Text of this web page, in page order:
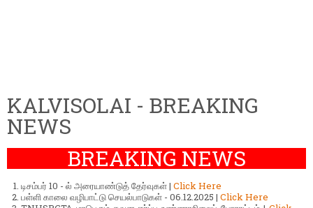
KALVISOLAI - BREAKING
NEWS
BREAKING NEWS
டிசம்பர் 10 - ல் அரையாண்டுத் தேர்வுகள் | Click Here
பள்ளி காலை வழிபாட்டு செயல்பாடுகள் - 06.12.2025 | Click Here